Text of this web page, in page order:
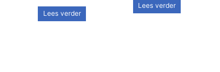
Lees verder
Lees verder